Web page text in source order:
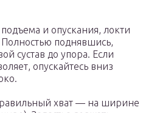
и опускания, локти
поднявшись,
сустав до упора. Если
опускайтесь вниз
хват — на ширине